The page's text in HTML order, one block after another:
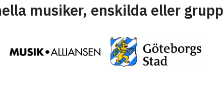
musiker, enskilda eller